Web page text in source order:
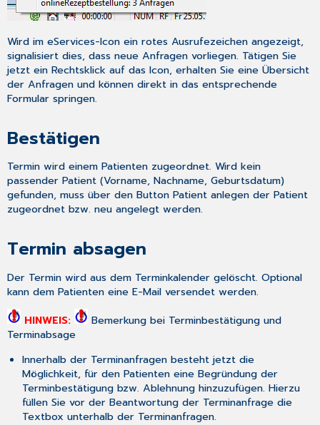
Wird im eServices-Icon ein rotes Ausrufezeichen angezeigt,
signalisiert dies, dass neue Anfragen vorliegen. Tätigen Sie
jetzt ein Rechtsklick auf das Icon, erhalten Sie eine Übersicht
der Anfragen und können direkt in das entsprechende
Formular springen.
Bestätigen
Termin wird einem Patienten zugeordnet. Wird kein
passender Patient (Vorname, Nachname, Geburtsdatum)
gefunden, muss über den ButtonPatient anlegen der Patient
zugeordnet bzw. neu angelegt werden.
Termin absagen
Der Termin wird aus dem Terminkalender gelöscht. Optional
kann dem Patienten eine E-Mail versendet werden.
HINWEIS:
Bemerkung bei Terminbestätigung und
Terminabsage
Innerhalb der Terminanfragen besteht jetzt die
Möglichkeit, für den Patienten eine Begründung der
Terminbestätigung bzw. Ablehnung hinzuzufügen. Hierzu
füllen Sie vor der Beantwortung der Terminanfrage die
Textbox unterhalb der Terminanfragen.